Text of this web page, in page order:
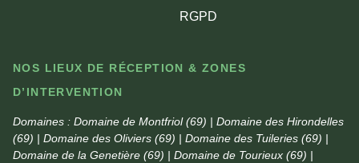
RGPD
NOS LIEUX DE RÉCEPTION & ZONES
D’INTERVENTION
Domaines : Domaine de Montfriol (69) | Domaine des Hirondelles
(69) | Domaine des Oliviers (69) | Domaine des Tuileries (69) |
Domaine de la Genetière (69) | Domaine de Tourieux (69) |